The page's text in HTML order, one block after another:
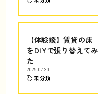
【体験談】賃貸の床
をDIYで張り替えてみ
た
2025.07.20
未分類